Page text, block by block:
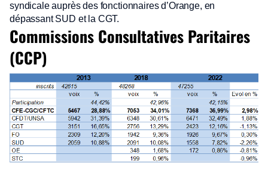
syndicale auprès des fonctionnaires d’Orange, en
dépassant SUD et la CGT.
Commissions Consultatives Paritaires
(CCP)